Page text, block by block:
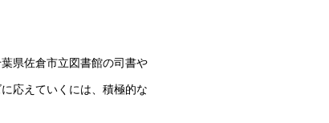
県佐倉市立図書館の司書や
応えていくには、積極的な